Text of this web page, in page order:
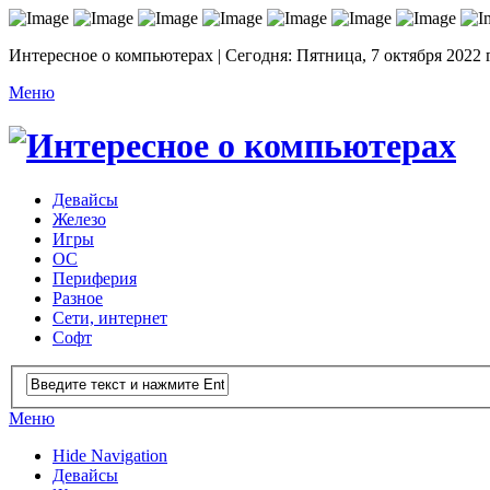
Интересное о компьютерах | Сегодня: Пятница, 7 октября 2022
Меню
Девайсы
Железо
Игры
ОС
Периферия
Разное
Сети, интернет
Софт
Меню
Hide Navigation
Девайсы